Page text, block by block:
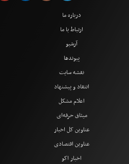
درباره ما
ارتباط با ما
آرشیو
پیوندها
نقشه سایت
انتقاد و پیشنهاد
اعلام مشکل
میثاق حرفه‌ای
عناوین کل اخبار
عناوین اقتصادی
اخبار اکو